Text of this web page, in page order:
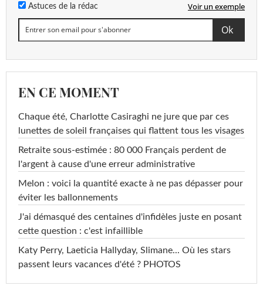
Astuces de la rédac Voir un exemple
EN CE MOMENT
Chaque été, Charlotte Casiraghi ne jure que par ces
lunettes de soleil françaises qui flattent tous les visages
Retraite sous-estimée : 80 000 Français perdent de
l'argent à cause d'une erreur administrative
Melon : voici la quantité exacte à ne pas dépasser pour
éviter les ballonnements
J'ai démasqué des centaines d'infidèles juste en posant
cette question : c'est infaillible
Katy Perry, Laeticia Hallyday, Slimane... Où les stars
passent leurs vacances d'été ? PHOTOS